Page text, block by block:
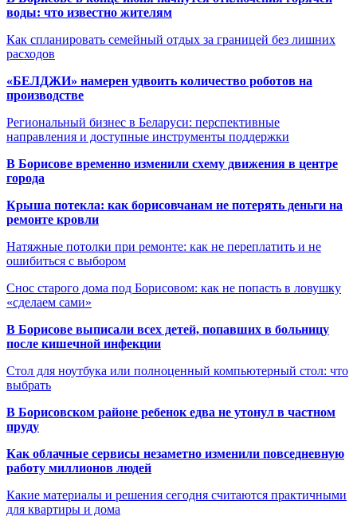
воды: что известно жителям
Как спланировать семейный отдых за границей без лишних
расходов
«БЕЛДЖИ» намерен удвоить количество роботов на
производстве
Региональный бизнес в Беларуси: перспективные
направления и доступные инструменты поддержки
В Борисове временно изменили схему движения в центре
города
Крыша потекла: как борисовчанам не потерять деньги на
ремонте кровли
Натяжные потолки при ремонте: как не переплатить и не
ошибиться с выбором
Снос старого дома под Борисовом: как не попасть в ловушку
«сделаем сами»
В Борисове выписали всех детей, попавших в больницу
после кишечной инфекции
Стол для ноутбука или полноценный компьютерный стол: что
выбрать
В Борисовском районе ребенок едва не утонул в частном
пруду
Как облачные сервисы незаметно изменили повседневную
работу миллионов людей
Какие материалы и решения сегодня считаются практичными
для квартиры и дома